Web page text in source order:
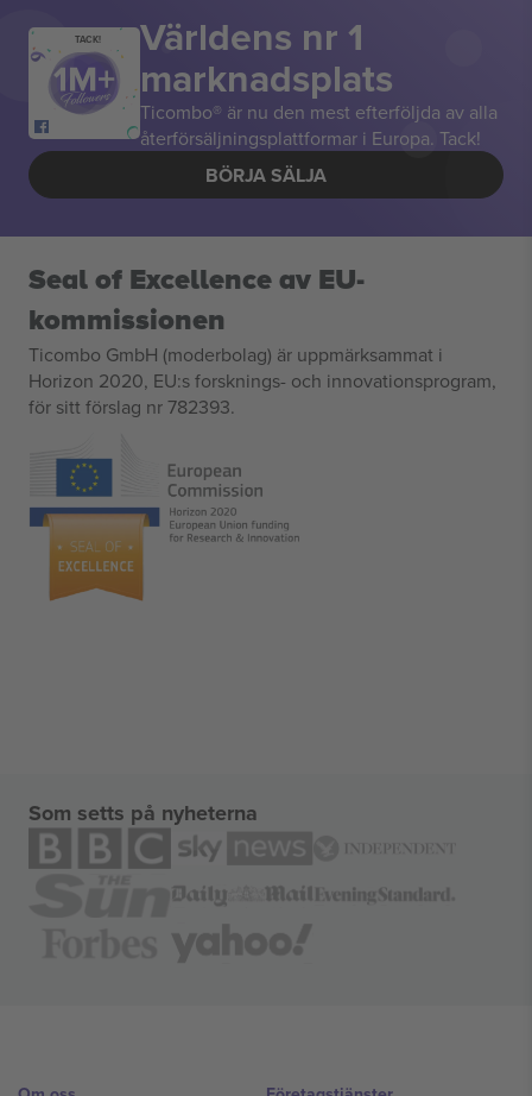
TACK! Världens nr 1
marknadsplats
Ticombo® är nu den mest efterföljda av alla
återförsäljningsplattformar i Europa. Tack!
BÖRJA SÄLJA
Seal of Excellence av EU-
kommissionen
Ticombo GmbH (moderbolag) är uppmärksammat i
Horizon 2020, EU:s forsknings- och innovationsprogram,
för sitt förslag nr 782393.
Som setts på nyheterna